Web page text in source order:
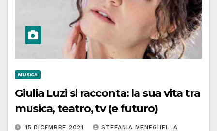
MUSICA
Giulia Luzi si racconta: la sua vita tra
musica, teatro, tv (e futuro)
15 DICEMBRE 2021 STEFANIA MENEGHELLA